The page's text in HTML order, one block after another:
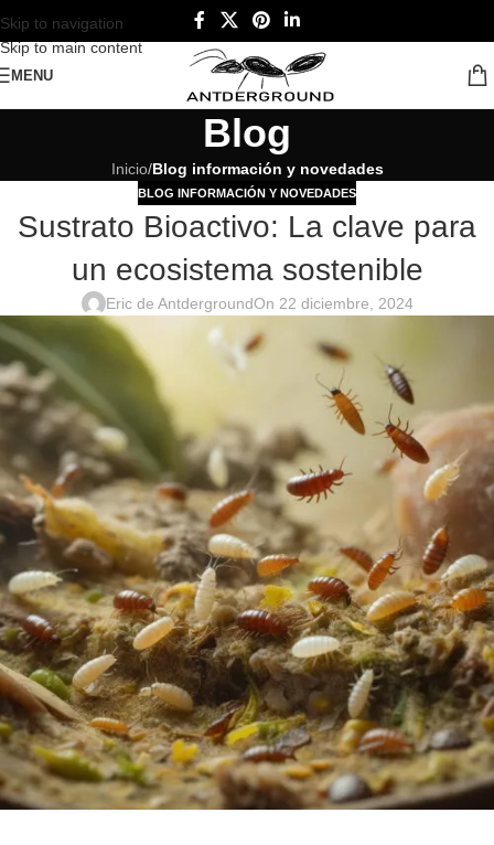
Skip to navigation
Skip to main content
MENU
Blog
Inicio/Blog información y novedades
BLOG INFORMACIÓN Y NOVEDADES
Sustrato Bioactivo: La clave para
un ecosistema sostenible
Eric de AntdergroundOn 22 diciembre, 2024